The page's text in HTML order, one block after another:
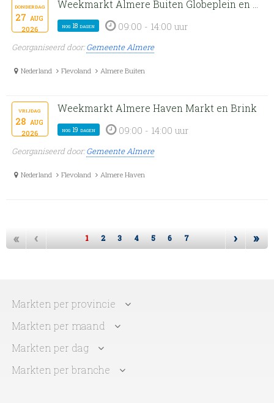
donderdag
27 aug
2026 nog 18 dagen 09:00 - 14:00 uur
Georganiseerd door:Gemeente Almere
Nederland Flevoland Almere Buiten
vrijdag
28 aug
2026
Weekmarkt Almere Haven Markt en Brink
nog 19 dagen 09:00 - 14:00 uur
Georganiseerd door:Gemeente Almere
Nederland Flevoland Almere Haven
« ‹ 1 2 3 4 5 6 7 › »
Markten per provincie
Markten per maand
Markten per dag
Markten per branche